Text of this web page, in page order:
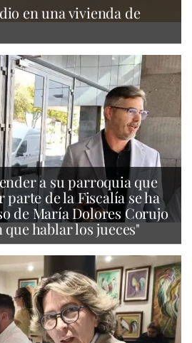
en una vivienda de
a su parroquia que
de la Fiscalía se ha
de María Dolores Corujo
hablar los jueces"